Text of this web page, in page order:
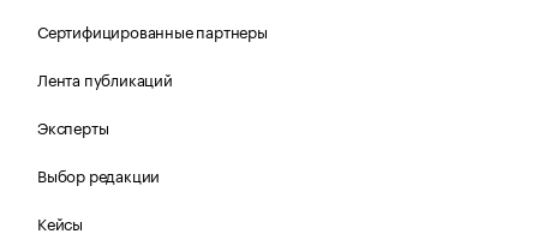
Сертифицированные партнеры
Лента публикаций
Эксперты
Выбор редакции
Кейсы